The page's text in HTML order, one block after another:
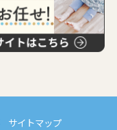
サイトマップ